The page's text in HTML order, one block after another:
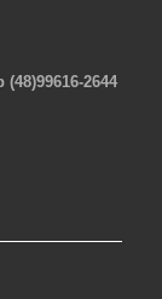
2644